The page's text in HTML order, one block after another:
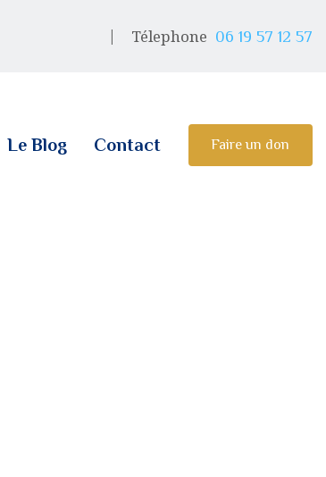
Télephone 06 19 57 12 57
Le Blog Contact Faire un don